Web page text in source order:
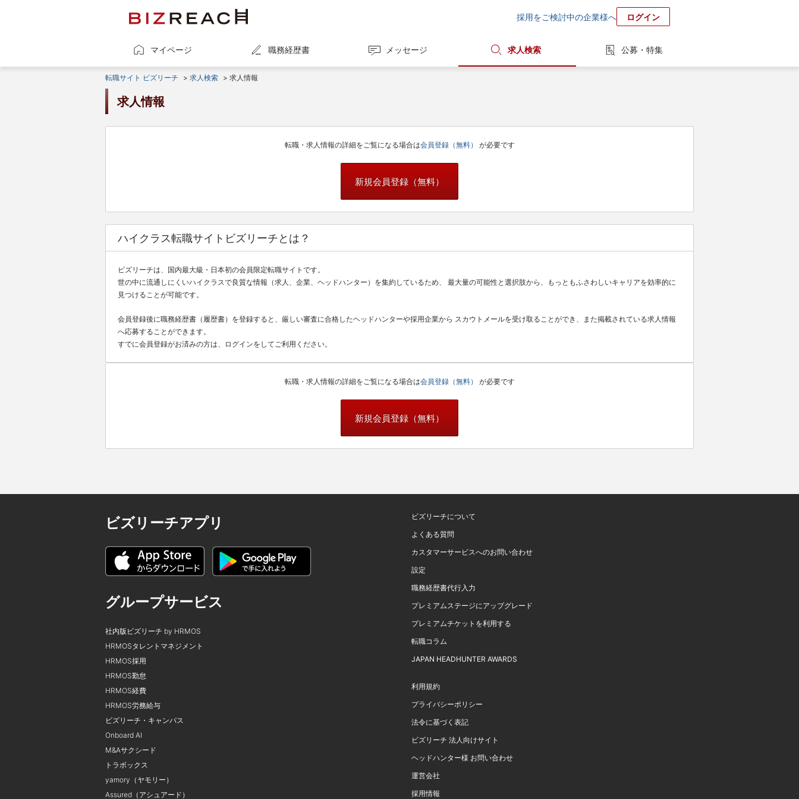
採用をご検討中の企業様へ ログイン
マイページ 職務経歴書 メッセージ 求人検索 公募・特集
転職サイト ビズリーチ > 求人検索 > 求人情報
求人情報
転職・求人情報の詳細をご覧になる場合は会員登録（無料） が必要です
新規会員登録（無料）
ハイクラス転職サイトビズリーチとは？
ビズリーチは、国内最大級・日本初の会員限定転職サイトです。
世の中に流通しにくいハイクラスで良質な情報（求人、企業、ヘッドハンター）を集約しているため、 最大量の可能性と選択肢から、もっともふさわしいキャリアを効率的に
見つけることが可能です。
会員登録後に職務経歴書（履歴書）を登録すると、厳しい審査に合格したヘッドハンターや採用企業から スカウトメールを受け取ることができ、また掲載されている求人情報
へ応募することができます。
すでに会員登録がお済みの方は、ログインをしてご利用ください。
転職・求人情報の詳細をご覧になる場合は会員登録（無料） が必要です
新規会員登録（無料）
ビズリーチアプリ
グループサービス
社内版ビズリーチ by HRMOS
HRMOSタレントマネジメント
HRMOS採用
HRMOS勤怠
HRMOS経費
HRMOS労務給与
ビズリーチ・キャンパス
Onboard AI
M&Aサクシード
トラボックス
yamory（ヤモリー）
Assured（アシュアード）
ビズリーチについて
よくある質問
カスタマーサービスへのお問い合わせ
設定
職務経歴書代行入力
プレミアムステージにアップグレード
プレミアムチケットを利用する
転職コラム
JAPAN HEADHUNTER AWARDS
利用規約
プライバシーポリシー
法令に基づく表記
ビズリーチ 法人向けサイト
ヘッドハンター様 お問い合わせ
運営会社
採用情報